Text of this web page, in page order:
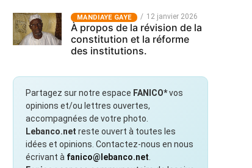
MANDIAYE GAYE 12 janvier 2026
À propos de la révision de la
constitution et la réforme
des institutions.
Partagez sur notre espace FANICO*vos
opinions et/ou lettres ouvertes,
accompagnées de votre photo.
Lebanco.net reste ouvert à toutes les
idées et opinions. Contactez-nous en nous
écrivant à fanico@lebanco.net